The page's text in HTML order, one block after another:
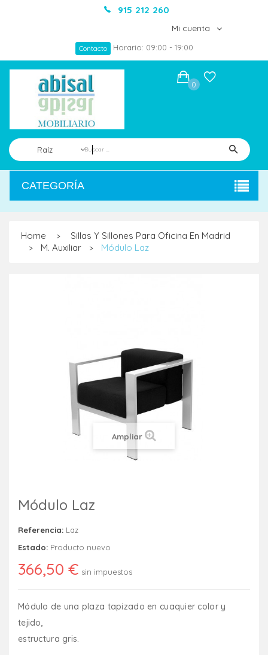
915 212 260
Mi cuenta
Contacto Horario: 09:00 - 19:00
Raíz
0
CATEGORÍA
Home > Sillas Y Sillones Para Oficina En Madrid
> M. Auxiliar > Módulo Laz
Ampliar
Módulo Laz
Referencia: Laz
Estado: Producto nuevo
366,50 € sin impuestos
Módulo de una plaza tapizado en cuaquier color y
tejido,
estructura gris.